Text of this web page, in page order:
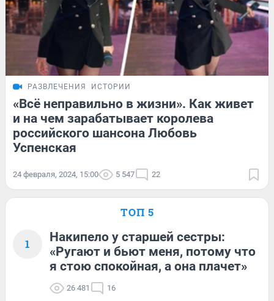
РАЗВЛЕЧЕНИЯ ИСТОРИИ
«Всё неправильно в жизни». Как живет
и на чем зарабатывает королева
российского шансона Любовь
Успенская
24 февраля, 2024, 15:00 5 547 22
ТОП 5
1
Накипело у старшей сестры:
«Ругают и бьют меня, потому что
я стою спокойная, а она плачет»
26 481 16